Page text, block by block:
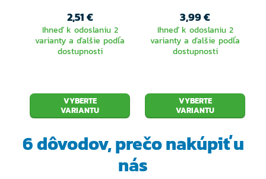
2,51 €
Ihneď k odoslaniu 2
varianty a ďalšie podľa
dostupnosti
VYBERTE
VARIANTU
3,99 €
Ihneď k odoslaniu 2
varianty a ďalšie podľa
dostupnosti
VYBERTE
VARIANTU
6 dôvodov, prečonakúpiť u
nás